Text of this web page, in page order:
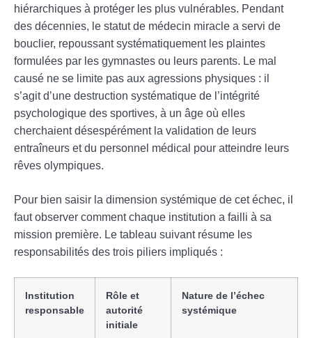
hiérarchiques à protéger les plus vulnérables. Pendant
des décennies, le statut de médecin miracle a servi de
bouclier, repoussant systématiquement les plaintes
formulées par les gymnastes ou leurs parents. Le mal
causé ne se limite pas aux agressions physiques : il
s’agit d’une destruction systématique de l’intégrité
psychologique des sportives, à un âge où elles
cherchaient désespérément la validation de leurs
entraîneurs et du personnel médical pour atteindre leurs
rêves olympiques.
Pour bien saisir la dimension systémique de cet échec, il
faut observer comment chaque institution a failli à sa
mission première. Le tableau suivant résume les
responsabilités des trois piliers impliqués :
Institution
responsable
Rôle et
autorité
initiale
Nature de l’échec
systémique